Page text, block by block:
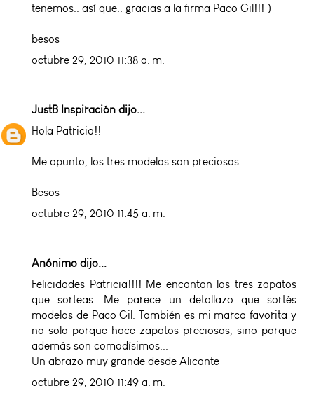
tenemos.. así que.. gracias a la firma Paco Gil!!! )
besos
octubre 29, 2010 11:38 a. m.
JustB Inspiración dijo...
Hola Patricia!!
Me apunto, los tres modelos son preciosos.
Besos
octubre 29, 2010 11:45 a. m.
Anónimo dijo...
Felicidades Patricia!!!! Me encantan los tres zapatos
que sorteas. Me parece un detallazo que sortés
modelos de Paco Gil. También es mi marca favorita y
no solo porque hace zapatos preciosos, sino porque
además son comodísimos...
Un abrazo muy grande desde Alicante
octubre 29, 2010 11:49 a. m.